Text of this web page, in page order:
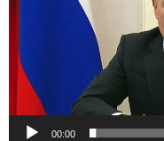
00:00